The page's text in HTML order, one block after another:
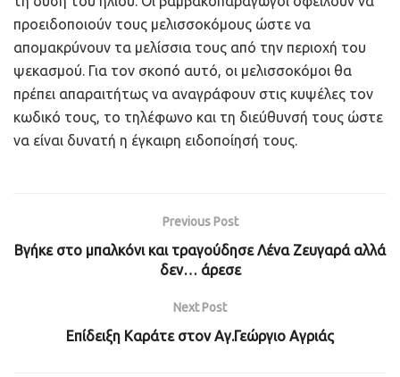
προειδοποιούν τους μελισσοκόμους ώστε να
απομακρύνουν τα μελίσσια τους από την περιοχή του
ψεκασμού. Για τον σκοπό αυτό, οι μελισσοκόμοι θα
πρέπει απαραιτήτως να αναγράφουν στις κυψέλες τον
κωδικό τους, το τηλέφωνο και τη διεύθυνσή τους ώστε
να είναι δυνατή η έγκαιρη ειδοποίησή τους.
Previous Post
Βγήκε στο μπαλκόνι και τραγούδησε Λένα Ζευγαρά αλλά
δεν… άρεσε
Next Post
Επίδειξη Καράτε στον Αγ.Γεώργιο Αγριάς